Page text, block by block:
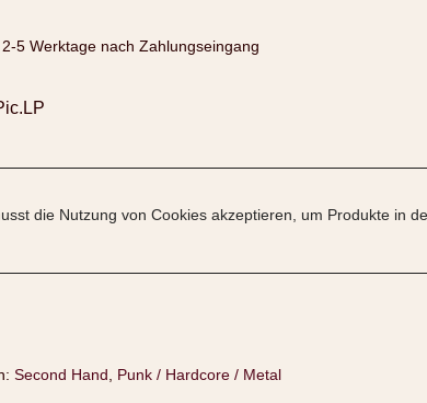
2-5 Werktage nach Zahlungseingang
die Nutzung von Cookies akzeptieren, um Produkte in
Second Hand Punk / Hardcore / Metal